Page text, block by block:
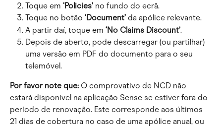
Toque em ‘Policies’ no fundo do ecrã.
Toque no botão ‘Document’ da apólice relevante.
A partir daí, toque em ‘No Claims Discount’.
Depois de aberto, pode descarregar (ou partilhar)
uma versão em PDF do documento para o seu
telemóvel.
Por favor note que: O comprovativo de NCD não
estará disponível na aplicação Sense se estiver fora do
período de renovação. Este corresponde aos últimos
21 dias de cobertura no caso de uma apólice anual, ou